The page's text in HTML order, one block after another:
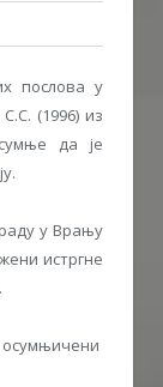
послова у
(1996) из
да је
у Врању
истргне